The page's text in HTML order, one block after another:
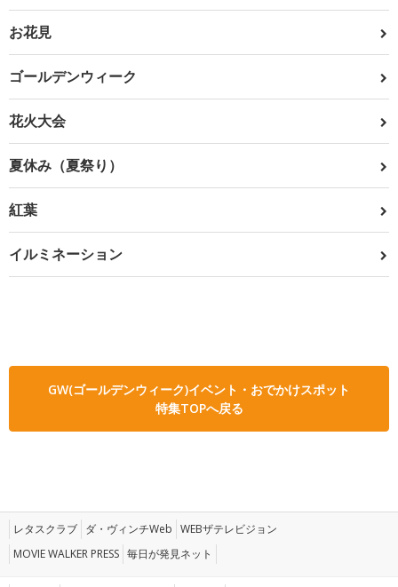
お花見
ゴールデンウィーク
花火大会
夏休み（夏祭り）
紅葉
イルミネーション
GW(ゴールデンウィーク)イベント・おでかけスポット
特集TOPへ戻る
レタスクラブ ダ・ヴィンチWeb WEBザテレビジョン
MOVIE WALKER PRESS 毎日が発見ネット